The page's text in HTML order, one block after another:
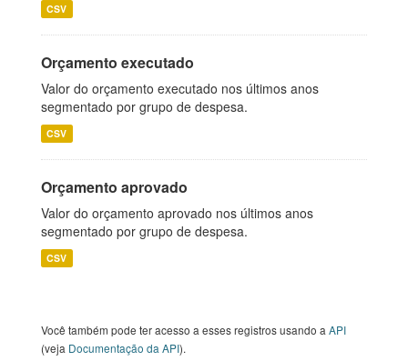
CSV
Orçamento executado
Valor do orçamento executado nos últimos anos
segmentado por grupo de despesa.
CSV
Orçamento aprovado
Valor do orçamento aprovado nos últimos anos
segmentado por grupo de despesa.
CSV
Você também pode ter acesso a esses registros usando a API
(veja Documentação da API).